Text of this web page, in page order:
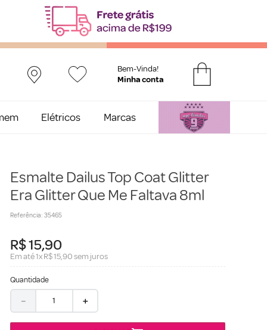
Bem-Vinda!
Elétricos Marcas
Esmalte Dailus Top Coat Glitter
Era Glitter Que Me Faltava 8ml
Referência: 35465
R$15,90
Em até1xR$15,90sem juros
Quantidade
＋
－